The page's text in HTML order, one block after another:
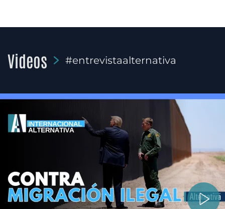
Videos #entrevistaalternativa